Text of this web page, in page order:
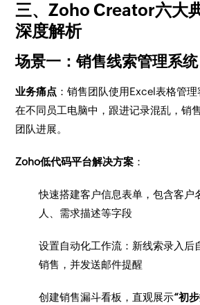
三、Zoho Creator六大
深度解析
场景一：销售线索管理系统
业务痛点 ：销售团队使用Excel表格管
在不同员工电脑中，跟进记录混乱，销
团队进展。
Zoho低代码平台解决方案 ：
快速搭建客户信息表单，包含客户
人、需求描述等字段
设置自动化工作流：新线索录入后
销售，并发送邮件提醒
创建销售漏斗看板，直观展示“初